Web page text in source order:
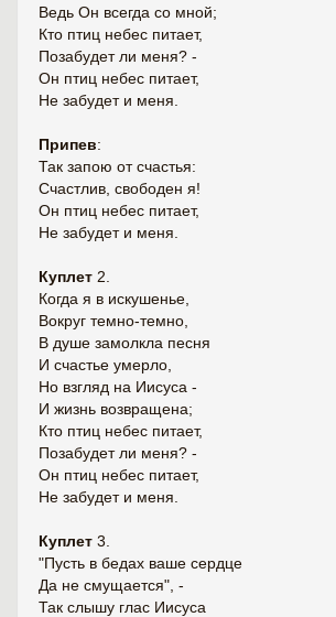
Ведь Он всегда со мной;
Кто птиц небес питает,
Позабудет ли меня? -
Он птиц небес питает,
Не забудет и меня.
Припев:
Так запою от счастья:
Счастлив, свободен я!
Он птиц небес питает,
Не забудет и меня.
Куплет 2.
Когда я в искушенье,
Вокруг темно-темно,
В душе замолкла песня
И счастье умерло,
Но взгляд на Иисуса -
И жизнь возвращена;
Кто птиц небес питает,
Позабудет ли меня? -
Он птиц небес питает,
Не забудет и меня.
Куплет 3.
"Пусть в бедах ваше сердце
Да не смущается", -
Так слышу глас Иисуса